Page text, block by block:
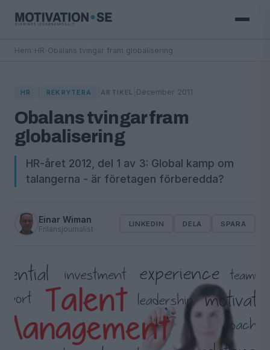
Hem HR Obalans tvingar fram globalisering
HR REKRYTERA ARTIKEL December 2011
Obalans tvingar fram
globalisering
HR-året 2012, del 1 av 3: Global kamp om
talangerna - är företagen förberedda?
Einar Wiman
Frilansjournalist
LINKEDIN DELA SPARA